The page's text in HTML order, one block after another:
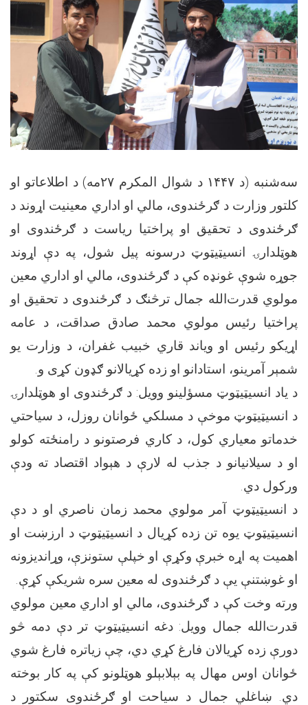
سه‌شنبه (د ۱۴۴۷ د شوال المکرم ۲۷مه) د اطلاعاتو او
کلتور وزارت د ګرځندوی، مالي او اداري معینیت اړوند د
ګرځندوی د تحقیق او پراختیا ریاست د ګرځندوی او
هوټلدارۍ انسیټیټوټ‌ درسونه پیل شول، په دې اړوند
جوړه شوې غونډه کې د ګرځندوی، مالي او اداري معین
مولوي قدرت‌الله جمال ترڅنګ د ګرځندوی د تحقیق او
پراختیا رئیس مولوي محمد صادق صداقت، د عامه
اړیکو رئیس او ویاند قاري خبیب غفران، د وزارت یو
شمېر آمرینو، استادانو او زده کړیالانو ګډون کړی و.
د یاد انسیټیټوټ مسؤلینو وویل: د ګرځندوی او ‌هوټلدارۍ
د انسیټیټوټ موخې د مسلکي ځوانان روزل، د سیاحتي
خدماتو معیاري کول، د کاري فرصتونو د رامنځته کولو
او د سیلانیانو د جذب له لارې د هېواد اقتصاد ته ودې
ورکول دي.
د انسیټیټوټ آمر مولوي محمد زمان ناصري او د دې
انسیټیټوټ یوه تن زده کړیال د انسیټیټوټ د ارزښت او
اهمیت په اړه خبرې وکړې او خپلې ستونزې، وړاندیزونه
او غوښتنې یې د ګرځندوی له معین سره شریکې کړې.
ورته وخت کې د ګرځندوی، مالي او اداري معین مولوي
قدرت‌الله جمال وویل: دغه انسیټیټوټ تر دې دمه څو
دورې زده کړیالان فارغ کړي دي، چې زیاتره فارغ شوي
ځوانان اوس مهال په بېلابېلو هوټلونو کې په کار بوخته
دي. ښاغلي جمال د سیاحت او ګرځندوی سکتور د